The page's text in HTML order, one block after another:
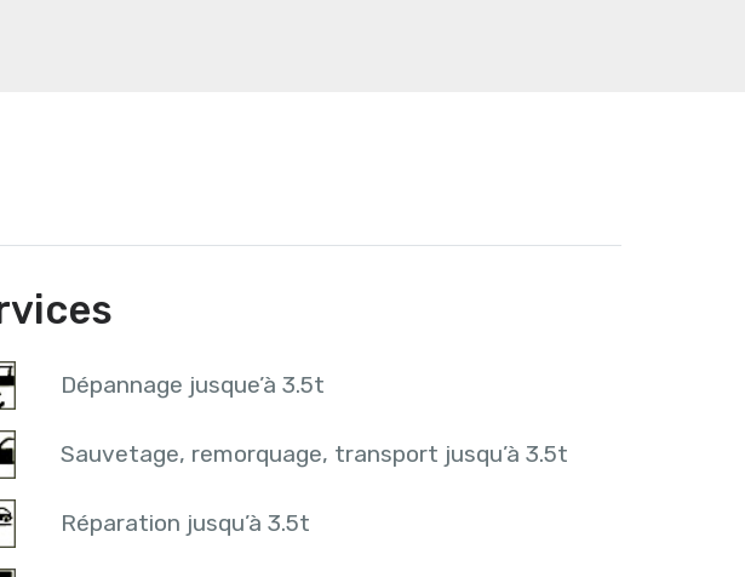
Dépannage jusque’à 3.5t
Sauvetage, remorquage, transport jusqu’à 3.5t
Réparation jusqu’à 3.5t